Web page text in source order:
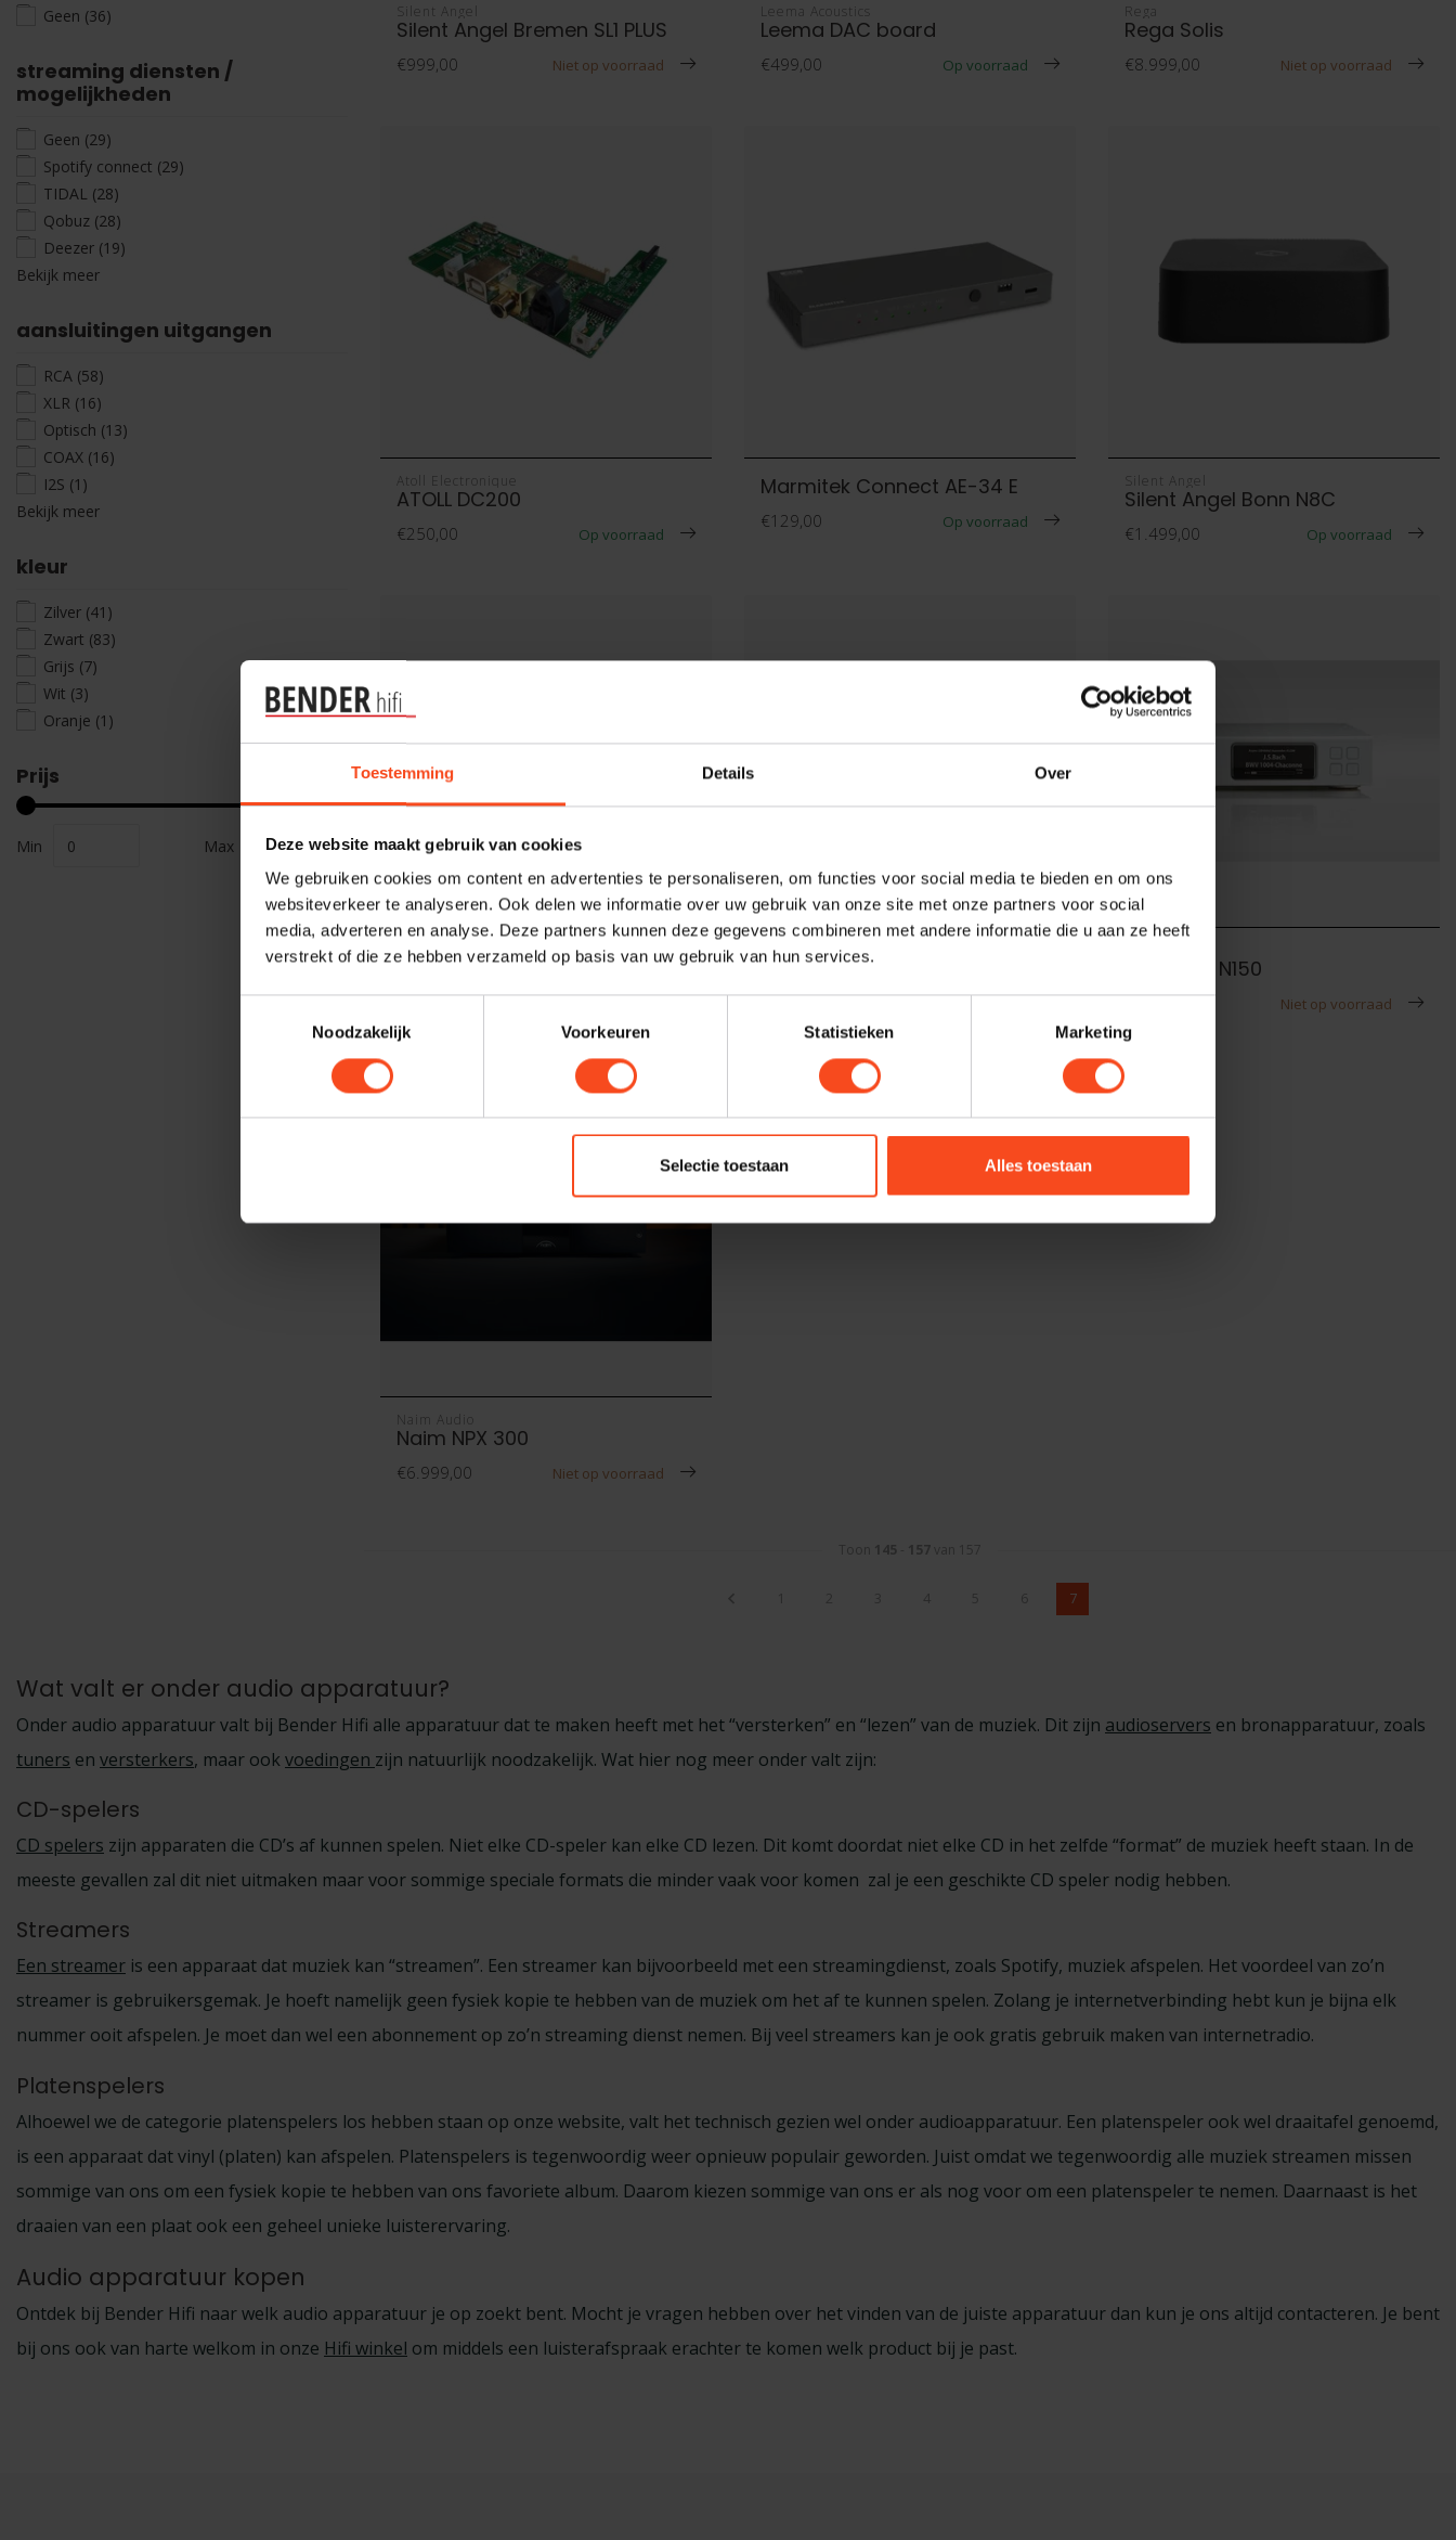
Toestemming Details Over
Deze website maakt gebruik van cookies
We gebruiken cookies om content en advertenties te personaliseren, om functies voor social media te bieden en om ons
websiteverkeer te analyseren. Ook delen we informatie over uw gebruik van onze site met onze partners voor social
media, adverteren en analyse. Deze partners kunnen deze gegevens combineren met andere informatie die u aan ze heeft
verstrekt of die ze hebben verzameld op basis van uw gebruik van hun services.
Noodzakelijk
Voorkeuren Statistieken Marketing
Selectie toestaan Alles toestaan
Geen (36)
streaming diensten /
mogelijkheden
Geen (29)
Spotify connect (29)
TIDAL (28)
Qobuz (28)
Deezer (19)
Bekijk meer
aansluitingen uitgangen
RCA (58)
XLR (16)
Optisch (13)
COAX (16)
I2S (1)
Bekijk meer
kleur
Zilver (41)
Zwart (83)
Grijs (7)
Wit (3)
Oranje (1)
Prijs
Min Max
Silent Angel
Silent Angel Bremen SL1 PLUS
€999,00 Niet op voorraad
Leema Acoustics
Leema DAC board
€499,00 Op voorraad
Rega
Rega Solis
€8.999,00 Niet op voorraad
Atoll Electronique
ATOLL DC200
€250,00 Op voorraad
Marmitek Connect AE-34 E
€129,00 Op voorraad
Silent Angel
Silent Angel Bonn N8C
€1.499,00 Op voorraad
Silent Angel
Silent angel N16-LPS
Silent Angel
Silent Angel Genesis GX Aurender N150
Niet op voorraad
Naim Audio
Naim NPX 300
€6.999,00 Niet op voorraad
Toon 145 157
3 4 7
Wat valt er onder audio apparatuur?
Onder audio apparatuur valt bij Bender Hifi alle apparatuur dat te maken heeft met het “versterken” en “lezen” van de muziek. Dit zijn audioservers en bronapparatuur, zoals
tuners en versterkers, maar ook voedingen zijn natuurlijk noodzakelijk. Wat hier nog meer onder valt zijn:
CD-spelers
CD spelers zijn apparaten die CD’s af kunnen spelen. Niet elke CD-speler kan elke CD lezen. Dit komt doordat niet elke CD in het zelfde “format” de muziek heeft staan. In de
meeste gevallen zal dit niet uitmaken maar voor sommige speciale formats die minder vaak voor komen zal je een geschikte CD speler nodig hebben.
Streamers
Een streamer is een apparaat dat muziek kan “streamen”. Een streamer kan bijvoorbeeld met een streamingdienst, zoals Spotify, muziek afspelen. Het voordeel van zo’n
streamer is gebruikersgemak. Je hoeft namelijk geen fysiek kopie te hebben van de muziek om het af te kunnen spelen. Zolang je internetverbinding hebt kun je bijna elk
nummer ooit afspelen. Je moet dan wel een abonnement op zo’n streaming dienst nemen. Bij veel streamers kan je ook gratis gebruik maken van internetradio.
Platenspelers
Alhoewel we de categorie platenspelers los hebben staan op onze website, valt het technisch gezien wel onder audioapparatuur. Een platenspeler ook wel draaitafel genoemd,
is een apparaat dat vinyl (platen) kan afspelen. Platenspelers is tegenwoordig weer opnieuw populair geworden. Juist omdat we tegenwoordig alle muziek streamen missen
sommige van ons om een fysiek kopie te hebben van ons favoriete album. Daarom kiezen sommige van ons er als nog voor om een platenspeler te nemen. Daarnaast is het
draaien van een plaat ook een geheel unieke luisterervaring.
Audio apparatuur kopen
Ontdek bij Bender Hifi naar welk audio apparatuur je op zoekt bent. Mocht je vragen hebben over het vinden van de juiste apparatuur dan kun je ons altijd contacteren. Je bent
bij ons ook van harte welkom in onze Hifi winkel om middels een luisterafspraak erachter te komen welk product bij je past.